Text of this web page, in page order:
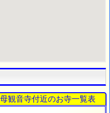
観音寺付近のお寺一覧表